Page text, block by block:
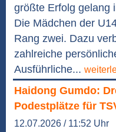
größte Erfolg gelang
Die Mädchen der
Rang zwei. Dazu
zahlreiche
Ausführliche...
Haidong Gumdo:
Podestplätze für
12.07.2026 / 11:52 Uhr